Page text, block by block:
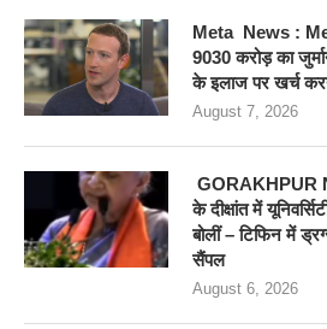
Meta News :
9030 करोड़ का
के इलाज पर खर्च
August 7, 2026
GORAKHPUR
के दीक्षांत में
बोलीं – टिफिन में
सैंपल
August 6, 2026